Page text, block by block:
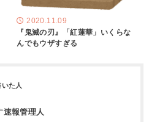
2020.11.09
『鬼滅の刃』「紅蓮華」いくらな
んでもウザすぎる
速報管理人